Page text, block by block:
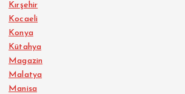
Kırşehir
Kocaeli
Konya
Kütahya
Magazin
Malatya
Manisa